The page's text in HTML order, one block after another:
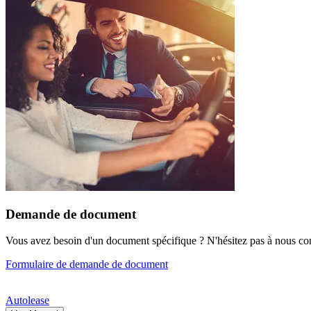
Demande de document
Vous avez besoin d'un document spécifique ? N'hésitez pas à nous
Formulaire de demande de document
Autolease